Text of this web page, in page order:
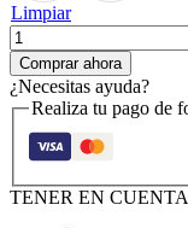
Limpiar
Nike
Air
Ultra
cantidad
Comprar ahora
¿Necesitas ayuda?
Realiza tu pago de
TENER EN CUENTA